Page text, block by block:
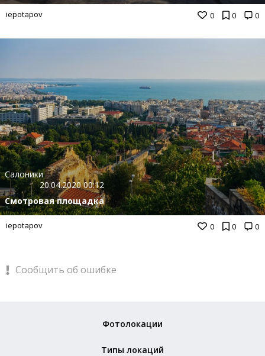
0 0 0
iepotapov
0 0 0
Салоники
20.04.2020 00:12
Смотровая площадка
iepotapov
Сообщить об ошибке
Фотолокации
Типы локаций